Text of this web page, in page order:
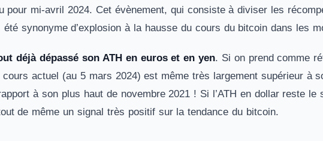
pour mi-avril 2024. Cet évènement, qui consiste à diviser les
été synonyme d’explosion à la hausse du cours du bitcoin dans les
déjà dépassé son ATH en euros et en yen. Si on prend comme
actuel (au 5 mars 2024) est même très largement supérieur à
à son plus haut de novembre 2021 ! Si l’ATH en dollar reste le
de même un signal très positif sur la tendance du bitcoin.